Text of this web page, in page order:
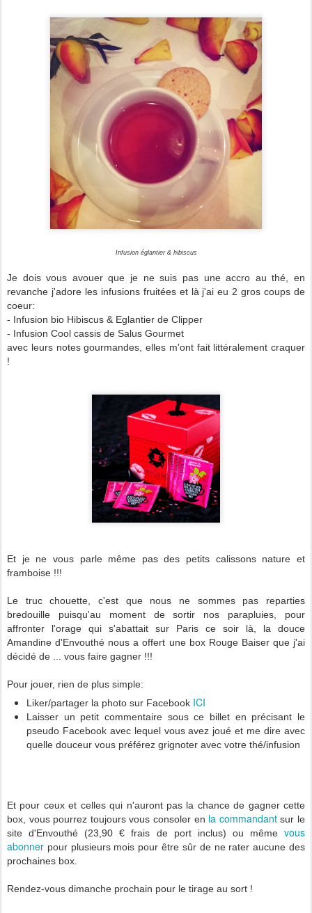
Infusion églantier & hibiscus
Je dois vous avouer que je ne suis pas une accro au thé, en
revanche j'adore les infusions fruitées et là j'ai eu 2 gros coups de
coeur:
- Infusion bio Hibiscus & Eglantier de Clipper
- Infusion Cool cassis de Salus Gourmet
avec leurs notes gourmandes, elles m'ont fait littéralement craquer
!
Et je ne vous parle même pas des petits calissons nature et
framboise !!!
Le truc chouette, c'est que nous ne sommes pas reparties
bredouille puisqu'au moment de sortir nos parapluies, pour
affronter l'orage qui s'abattait sur Paris ce soir là, la douce
Amandine d'Envouthé nous a offert une box Rouge Baiser que j'ai
décidé de ... vous faire gagner !!!
Pour jouer, rien de plus simple:
Liker/partager la photo sur Facebook ICI
Laisser un petit commentaire sous ce billet en précisant le
pseudo Facebook avec lequel vous avez joué et me dire avec
quelle douceur vous préférez grignoter avec votre thé/infusion
Et pour ceux et celles qui n'auront pas la chance de gagner cette
box, vous pourrez toujours vous consoler en la commandantsur le
site d'Envouthé (23,90 € frais de port inclus) ou même vous
abonner pour plusieurs mois pour être sûr de ne rater aucune des
prochaines box.
Rendez-vous dimanche prochain pour le tirage au sort !